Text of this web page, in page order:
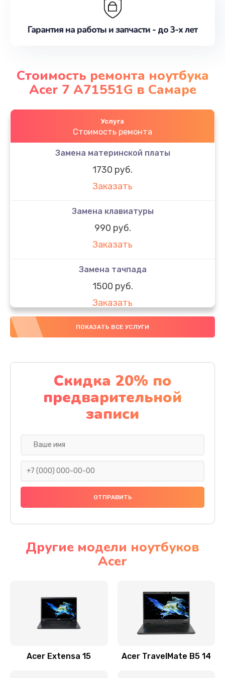
Гарантия на работы и запчасти - до 3-х лет
Стоимость ремонта ноутбука
Acer 7 A71551G в Самаре
Услуга
Стоимость ремонта
Замена материнской платы
1730 руб.
Заказать
Замена клавиатуры
990 руб.
Заказать
Замена тачпада
1500 руб.
Заказать
Замена южного моста
Заказать
Чистка от пыли
1060 руб.
Заказать
Ремонт подсветки
Настройка BIOS
Замена видеочипа
Заказать
ПОКАЗАТЬ ВСЕ УСЛУГИ
Скидка 20% по
предварительной
записи
Другие модели ноутбуков
Acer
Acer Extensa 15 Acer TravelMate B5 14